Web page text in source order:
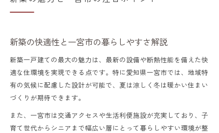
新築の快適性と一宮市の暮らしやすさ解説
新築一戸建ての最大の魅力は、最新の設備や断熱性能を備えた快
適な住環境を実現できる点です。特に愛知県一宮市では、地域特
有の気候に配慮した設計が可能で、夏は涼しく冬は暖かい住まい
づくりが期待できます。
また、一宮市は交通アクセスや生活利便施設が充実しており、子
育て世代からシニアまで幅広い層にとって暮らしやすい環境が整